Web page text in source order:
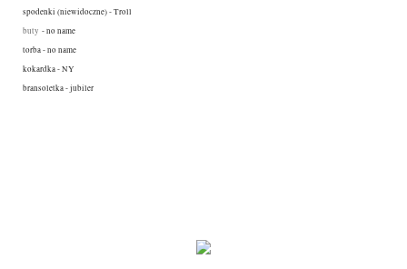
spodenki (niewidoczne) - Troll
buty - no name
torba - no name
kokardka - NY
bransoletka - jubiler